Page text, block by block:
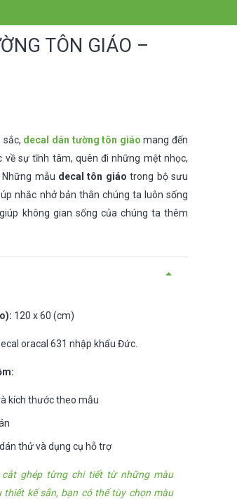
TÔN GIÁO –
sắc, decal dán tường tôn giáo mang đến
về sự tĩnh tâm, quên đi những mệt nhọc,
mẫu decal tôn giáo trong bộ sưu
nhắc nhở bản thân chúng ta luôn sống
không gian sống của chúng ta thêm
120 x 60 (cm)
oracal 631 nhập khẩu Đức.
kích thước theo mẫu
thử và dụng cụ hỗ trợ
ghép từng chi tiết từ những màu
thiết kế sẵn, bạn có thể tùy chọn màu